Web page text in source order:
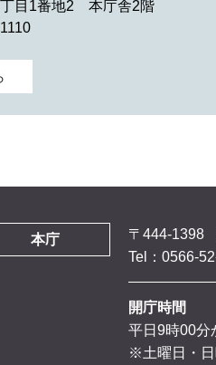
目1番地2 本庁舎2階
本庁
〒444-1398
Tel：0566-
開庁時間
平日9時00分
※土曜日・